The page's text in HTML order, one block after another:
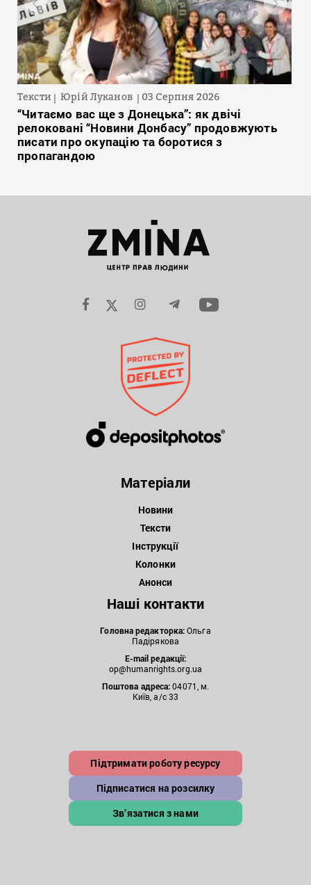
Тексти Юрій Луканов 03 Серпня 2026
“Читаємо вас ще з Донецька”: як двічі
релоковані “Новини Донбасу” продовжують
писати про окупацію та боротися з
пропагандою
Матеріали
Новини
Тексти
Інструкції
Колонки
Анонси
Наші контакти
Головна редакторка:Ольга
Падірякова
E-mail редакції:
op@humanrights.org.ua
Поштова адреса:04071, м.
Київ, а/с 33
Підтримати роботу ресурсу
Підписатися на розсилку
Зв’язатися з нами